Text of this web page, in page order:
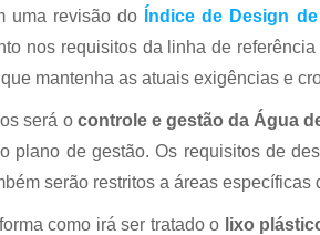
uma revisão do Índice de Design
nos requisitos da linha de
mantenha as atuais exigências e
será o controle e gestão da Água
plano de gestão. Os requisitos de
serão restritos a áreas específicas
como irá ser tratado o lixo